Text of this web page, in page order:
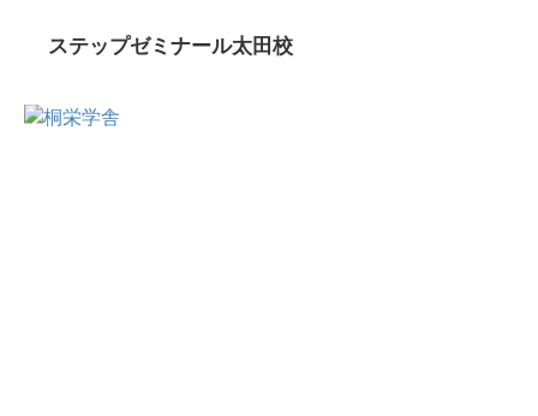
ステップゼミナール太田校